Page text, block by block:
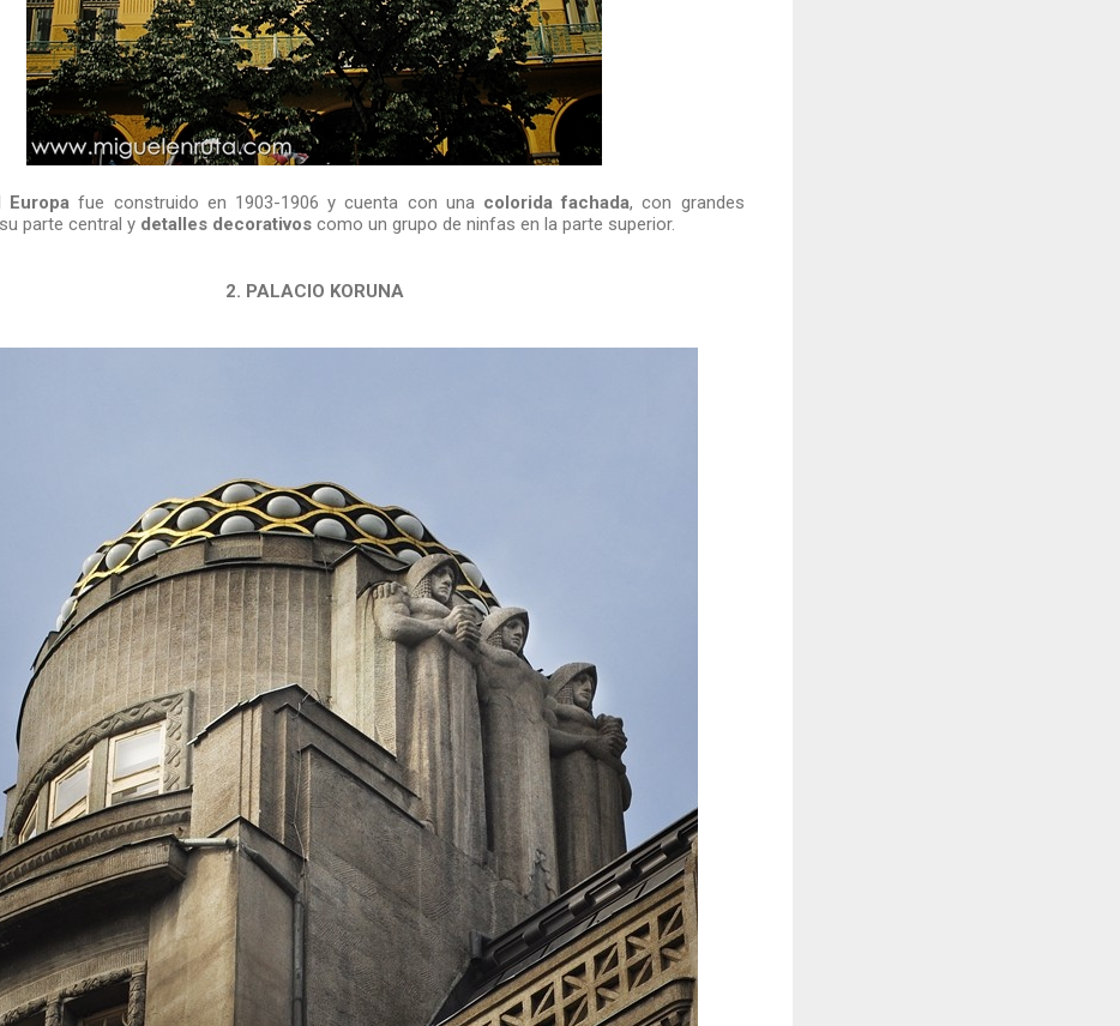
Europa fue construido en 1903-1906 y cuenta con una colorida fachada, con grandes
parte central y detalles decorativoscomo un grupo de ninfas en la parte superior.
2. PALACIO KORUNA